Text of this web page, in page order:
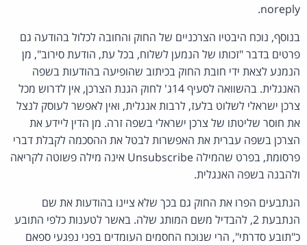
noreply.
בנוסף, נוכח היבטיו הצרכניים של החוק והחובה לכלול בהודעה גם
פרטים בדבר "זכותו של הנמען לשלוח, בכל עת, הודעת סירוב", מן
הנמנע לצאת ידי חובת החוק בכיתוב שהופיעה בהודעות בשפה
האנגלית. בהשוואה לסעיף 14ג' לחוק הגנת הצרכן, אין לדרוש מכל
צרכן ישראלי לשלוט בלעז, לרבות אנגלית, ואין לאפשר לעוסק לנצל
את חוסר שליטתו של צרכן ישראלי בשפה זרה. מן הדין ליידע את
הצרכן בשפה עברית את האפשרות לבטל את ההסכמה לקבלת דברי
פרסומת, בפרט שהמילה Unsubscribe אינה מילה פשוטה לקריאה
ולהבנה בשפה האנגלית.
הנתבעים הפרו את החוק גם בכך שלא ציינו בהודעות את שם
הנתבעת 2, להבדיל משם המותג שלה. באשר לטענות כלפי התובע
כ"תובע סדרתי", הרי שנוכח החסמים העומדים בפני נפגעי ספאם